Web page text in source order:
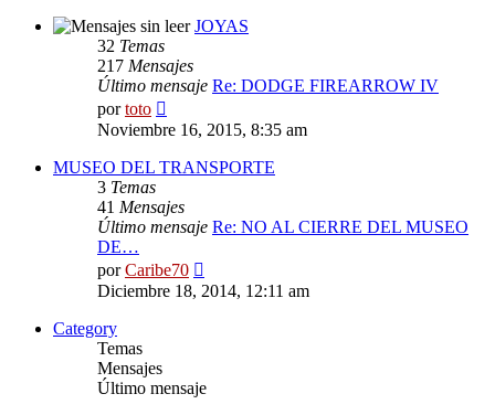
JOYAS
32 Temas
217 Mensajes
Último mensaje Re: DODGE FIREARROW IV
portoto
último
Noviembre 16, 2015, 8:35 am
MUSEO DEL TRANSPORTE
3 Temas
41 Mensajes
Último mensaje Re: NO AL CIERRE DEL MUSEO
DE…
porCaribe70
último
Diciembre 18, 2014, 12:11 am
Category
Temas
Mensajes
Último mensaje